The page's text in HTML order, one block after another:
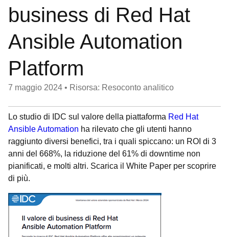
business di Red Hat
Ansible Automation
Platform
7 maggio 2024 • Risorsa: Resoconto analitico
Lo studio di IDC sul valore della piattaforma Red Hat
Ansible Automation ha rilevato che gli utenti hanno
raggiunto diversi benefici, tra i quali spiccano: un ROI di 3
anni del 668%, la riduzione del 61% di downtime non
pianificati, e molti altri. Scarica il White Paper per scoprire
di più.